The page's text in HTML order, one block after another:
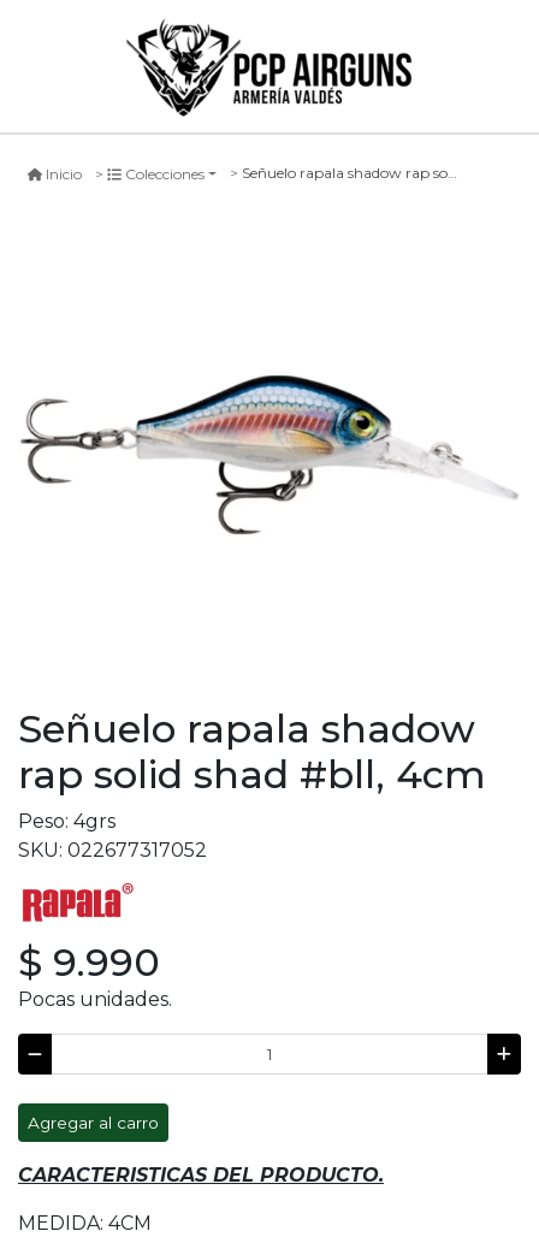
Inicio Colecciones Señuelo rapala shadow rap solid shad #bll, 4cm
Señuelo rapala shadow
rap solid shad #bll, 4cm
Peso: 4grs
SKU: 022677317052
$ 9.990
Pocas unidades.
Agregar al carro
CARACTERISTICAS DEL PRODUCTO.
MEDIDA: 4CM